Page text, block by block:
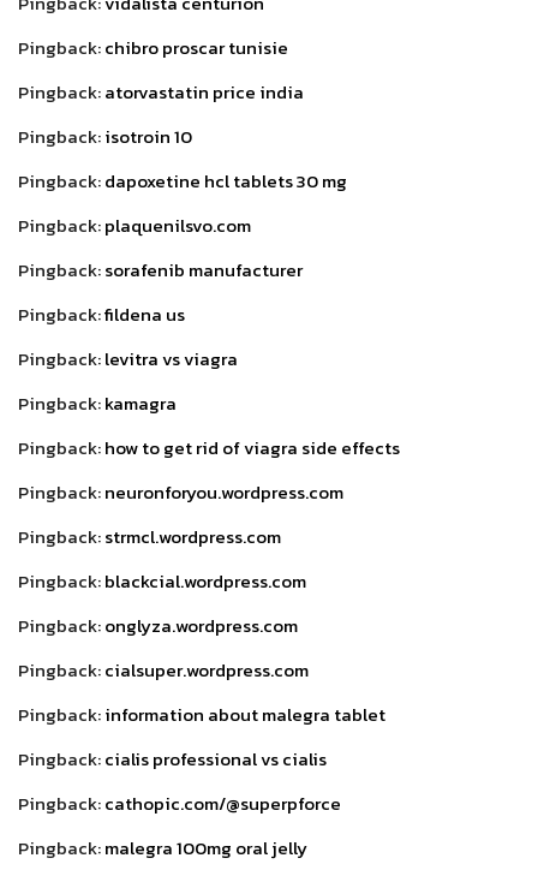
Pingback:chibro proscar tunisie
Pingback:atorvastatin price india
Pingback:isotroin 10
Pingback:dapoxetine hcl tablets 30 mg
Pingback:plaquenilsvo.com
Pingback:sorafenib manufacturer
Pingback:fildena us
Pingback:levitra vs viagra
Pingback:kamagra
Pingback:how to get rid of viagra side effects
Pingback:neuronforyou.wordpress.com
Pingback:strmcl.wordpress.com
Pingback:blackcial.wordpress.com
Pingback:onglyza.wordpress.com
Pingback:cialsuper.wordpress.com
Pingback:information about malegra tablet
Pingback:cialis professional vs cialis
Pingback:cathopic.com/@superpforce
Pingback:malegra 100mg oral jelly